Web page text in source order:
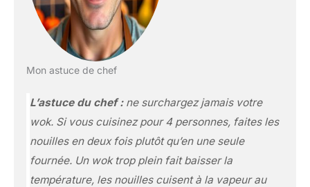
Mon astuce de chef
L’astuce du chef :ne surchargez jamais votre
wok. Si vous cuisinez pour 4 personnes, faites les
nouilles en deux fois plutôt qu’en une seule
fournée. Un wok trop plein fait baisser la
température, les nouilles cuisent à la vapeur au